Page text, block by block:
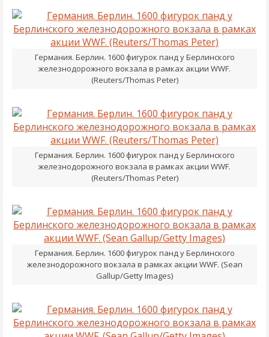
Германия. Берлин. 1600 фигурок панд у Берлинского
железнодорожного вокзала в рамках акции WWF.
(Reuters/Thomas Peter)
Германия. Берлин. 1600 фигурок панд у Берлинского
железнодорожного вокзала в рамках акции WWF.
(Reuters/Thomas Peter)
Германия. Берлин. 1600 фигурок панд у Берлинского
железнодорожного вокзала в рамках акции WWF. (Sean
Gallup/Getty Images)